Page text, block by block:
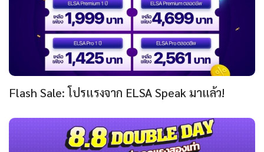
Flash Sale: โปรแรงจาก ELSA Speak มาแล้ว!